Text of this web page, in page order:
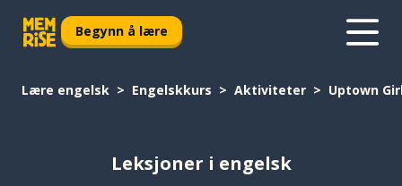
Begynn å lære
Lære engelsk Engelskkurs Aktiviteter Uptown
Leksjoner i engelsk